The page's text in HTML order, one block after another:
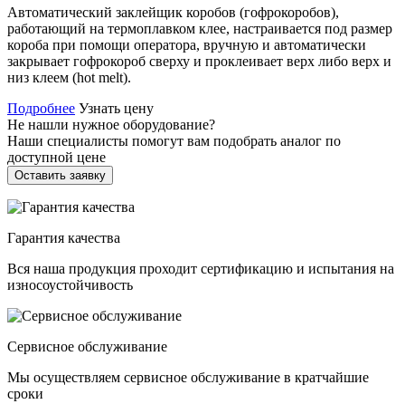
Автоматический заклейщик коробов (гофрокоробов),
работающий на термоплавком клее, настраивается под размер
короба при помощи оператора, вручную и автоматически
закрывает гофрокороб сверху и проклеивает верх либо верх и
низ клеем (hot melt).
Подробнее Узнать цену
Не нашли нужное оборудование?
Наши специалисты помогут вам подобрать аналог по
доступной цене
Оставить заявку
Гарантия качества
Вся наша продукция проходит сертификацию и испытания на
износоустойчивость
Сервисное обслуживание
Мы осуществляем сервисное обслуживание в кратчайшие
сроки